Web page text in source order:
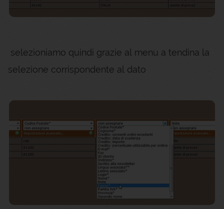
selezioniamo quindi grazie al menu a tendina la
selezione corrispondente al dato